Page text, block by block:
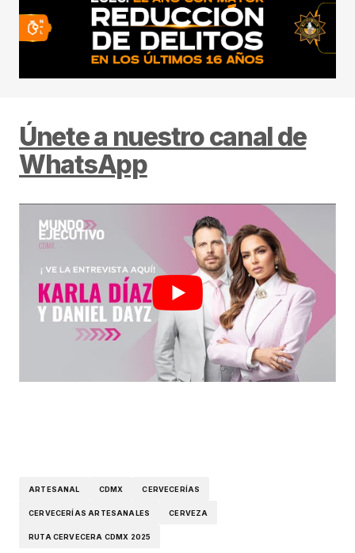
Únete a nuestro canal de
WhatsApp
ARTESANAL CDMX CERVECERÍAS
CERVECERÍAS ARTESANALES CERVEZA
RUTA CERVECERA CDMX 2025